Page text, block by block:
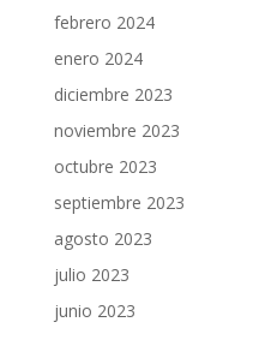
febrero 2024
enero 2024
diciembre 2023
noviembre 2023
octubre 2023
septiembre 2023
agosto 2023
julio 2023
junio 2023